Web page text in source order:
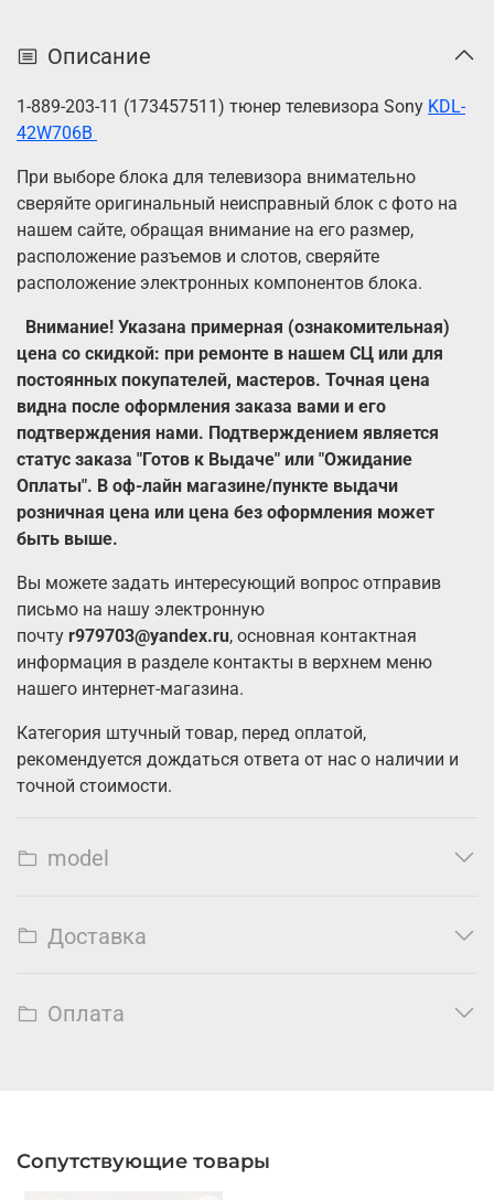
Описание
1-889-203-11 (173457511) тюнер телевизора Sony KDL-
42W706B
При выборе блока для телевизора внимательно
сверяйте оригинальный неисправный блок с фото на
нашем сайте, обращая внимание на его размер,
расположение разъемов и слотов, сверяйте
расположение электронных компонентов блока.
Внимание! Указана примерная (ознакомительная)
цена со скидкой: при ремонте в нашем СЦ или для
постоянных покупателей, мастеров. Точная цена
видна после оформления заказа вами и его
подтверждения нами. Подтверждением является
статус заказа "Готов к Выдаче" или "Ожидание
Оплаты". В оф-лайн магазине/пункте выдачи
розничная цена или цена без оформления может
быть выше.
Вы можете задать интересующий вопрос отправив
письмо на нашу электронную
почту r979703@yandex.ru, основная контактная
информация в разделе контакты в верхнем меню
нашего интернет-магазина.
Категория штучный товар, перед оплатой,
рекомендуется дождаться ответа от нас о наличии и
точной стоимости.
model
Доставка
Оплата
Сопутствующие товары